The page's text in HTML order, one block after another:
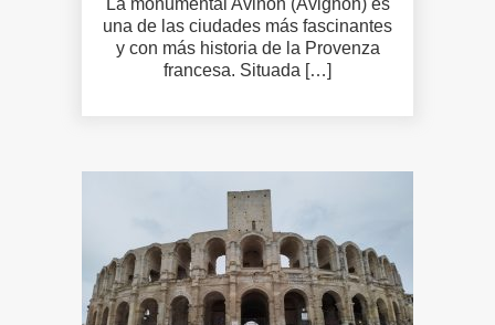
La monumental Aviñón (Avignon) es
una de las ciudades más fascinantes
y con más historia de la Provenza
francesa. Situada […]